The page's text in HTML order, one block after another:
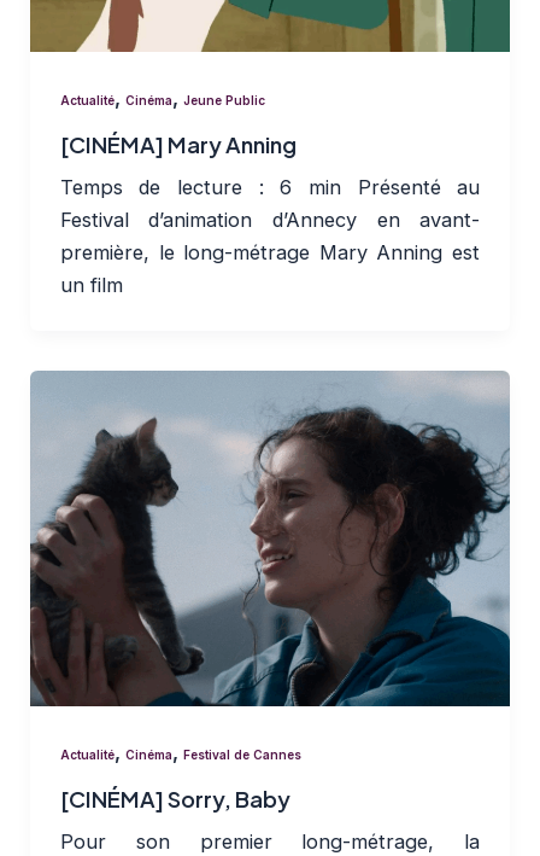
Actualité, Cinéma, Jeune Public
[CINÉMA] Mary Anning
Temps de lecture : 6 min Présenté au
Festival d’animation d’Annecy en avant-
première, le long-métrage Mary Anning est
un film
Actualité, Cinéma, Festival de Cannes
[CINÉMA] Sorry, Baby
Pour son premier long-métrage, la